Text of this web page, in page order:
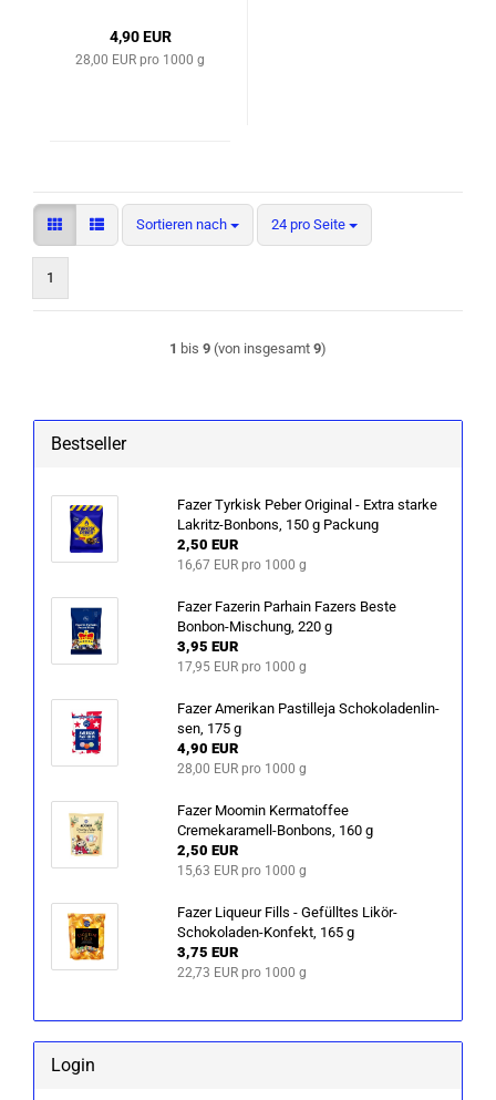
4,90 EUR
28,00 EUR pro 1000 g
Sortieren nach
Sortieren nach 24 pro Seite
pro Seite
1
1 bis 9 (von insgesamt 9)
Bestseller
Fazer Tyr­kisk Peber Ori­gi­nal - Extra star­ke
Lakritz-​Bonbons, 150 g Pa­ckung
2,50 EUR
16,67 EUR pro 1000 g
Fazer Fa­ze­rin Par­hain Fa­zers Beste
Bonbon-​Mischung, 220 g
3,95 EUR
17,95 EUR pro 1000 g
Fazer Ame­ri­kan Pas­til­le­ja Scho­ko­la­den­lin­
sen, 175 g
4,90 EUR
28,00 EUR pro 1000 g
Fazer Moo­min Ker­matof­fee
Cremekaramell-​Bonbons, 160 g
2,50 EUR
15,63 EUR pro 1000 g
Fazer Li­queur Fills - Ge­füll­tes Likör-​
Schokoladen-Konfekt, 165 g
3,75 EUR
22,73 EUR pro 1000 g
Login